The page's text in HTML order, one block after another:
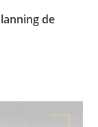
de